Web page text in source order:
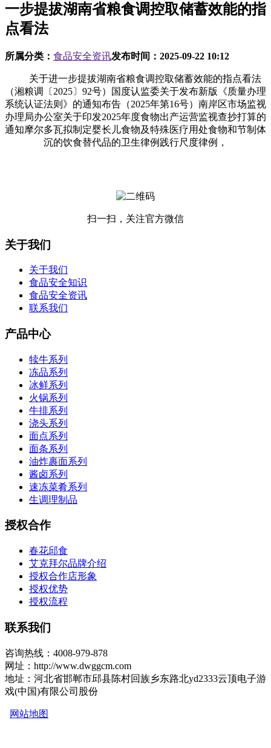
一步提拔湖南省粮食调控取储蓄效能的指
点看法
所属分类： 食品安全资讯发布时间： 2025-09-22 10:12
关于进一步提拔湖南省粮食调控取储蓄效能的指点看法
（湘粮调〔2025〕92号）国度认监委关于发布新版《质量办理
系统认证法则》的通知布告（2025年第16号）南岸区市场监视
办理局办公室关于印发2025年度食物出产运营监视查抄打算的
通知摩尔多瓦拟制定婴长儿食物及特殊医疗用处食物和节制体
沉的饮食替代品的卫生律例践行尺度律例，
扫一扫，关注官方微信
关于我们
关于我们
食品安全知识
食品安全资讯
联系我们
产品中心
犊牛系列
冻品系列
冰鲜系列
火锅系列
牛排系列
浇头系列
面点系列
面条系列
油炸裹面系列
酱卤系列
速冻菜肴系列
生调理制品
授权合作
春花邱食
艾克拜尔品牌介绍
授权合作店形象
授权优势
授权流程
联系我们
咨询热线：4008-979-878
网址：http://www.dwggcm.com
地址：河北省邯郸市邱县陈村回族乡东路北yd2333云顶电子游
戏(中国)有限公司股份
网站地图